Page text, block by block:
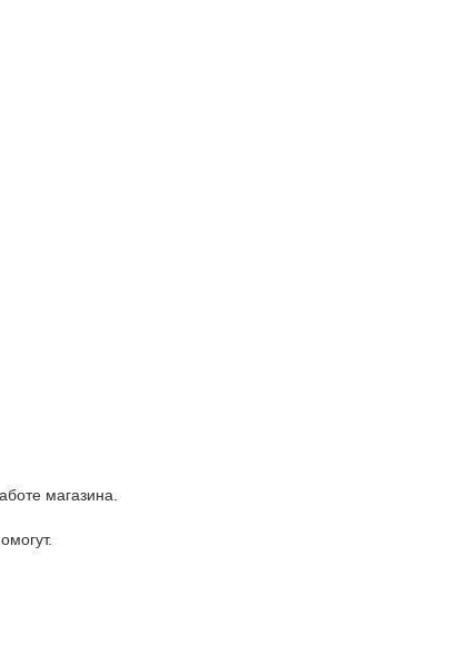
магазина.